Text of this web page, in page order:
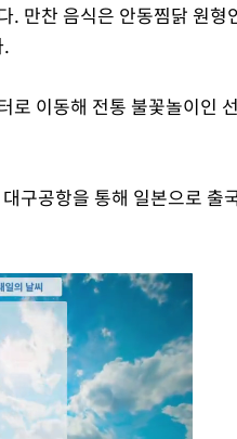
. 만찬 음식은 안동찜닭 원
.
로 이동해 전통 불꽃놀이인
구공항을 통해 일본으로 출